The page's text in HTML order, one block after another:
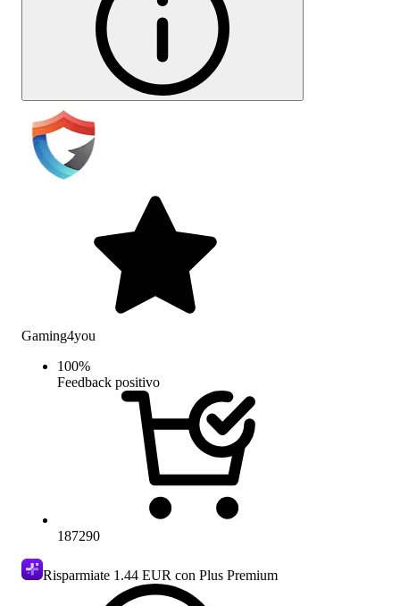
Gaming4you
100%
Feedback positivo
187290
Risparmiate 1.44 EUR con Plus Premium